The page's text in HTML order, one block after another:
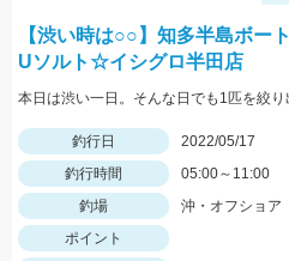
【渋い時は○○】知多半島ボー
Uソルト☆イシグロ半田店
釣行日
2022/05/17
釣行時間
05:00～11:00
釣場
沖・オフショア
ポイント